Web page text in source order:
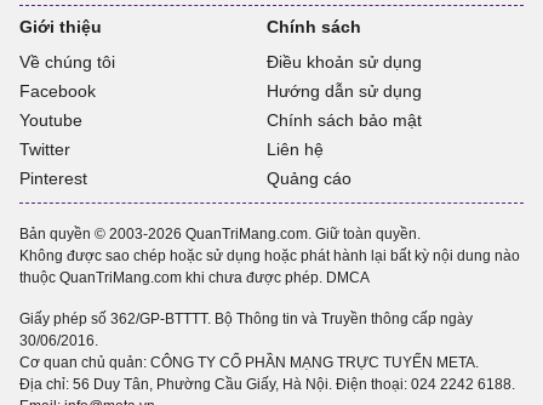
Giới thiệu
Về chúng tôi
Facebook
Youtube
Twitter
Pinterest
Chính sách
Điều khoản sử dụng
Hướng dẫn sử dụng
Chính sách bảo mật
Liên hệ
Quảng cáo
Bản quyền © 2003-2026 QuanTriMang.com. Giữ toàn quyền.
Không được sao chép hoặc sử dụng hoặc phát hành lại bất kỳ nội dung nào
thuộc QuanTriMang.com khi chưa được phép. DMCA
Giấy phép số 362/GP-BTTTT. Bộ Thông tin và Truyền thông cấp ngày
30/06/2016.
Cơ quan chủ quản: CÔNG TY CỔ PHẦN MẠNG TRỰC TUYẾN META.
Địa chỉ: 56 Duy Tân, Phường Cầu Giấy, Hà Nội. Điện thoại: 024 2242 6188.